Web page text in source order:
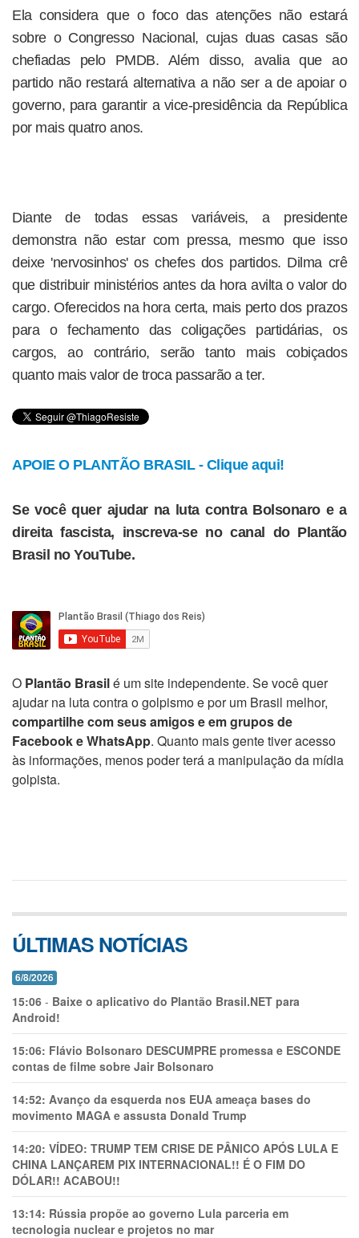
Ela considera que o foco das atenções não estará
sobre o Congresso Nacional, cujas duas casas são
chefiadas pelo PMDB. Além disso, avalia que ao
partido não restará alternativa a não ser a de apoiar o
governo, para garantir a vice-presidência da República
por mais quatro anos.
Diante de todas essas variáveis, a presidente
demonstra não estar com pressa, mesmo que isso
deixe 'nervosinhos' os chefes dos partidos. Dilma crê
que distribuir ministérios antes da hora avilta o valor do
cargo. Oferecidos na hora certa, mais perto dos prazos
para o fechamento das coligações partidárias, os
cargos, ao contrário, serão tanto mais cobiçados
quanto mais valor de troca passarão a ter.
APOIE O PLANTÃO BRASIL - Clique aqui!
Se você quer ajudar na luta contra Bolsonaro e a
direita fascista, inscreva-se no canal do Plantão
Brasil no YouTube.
O Plantão Brasilé um site independente. Se você quer
ajudar na luta contra o golpismo e por um Brasil melhor,
compartilhe com seus amigos e em grupos de
Facebook e WhatsApp. Quanto mais gente tiver acesso
às informações, menos poder terá a manipulação da mídia
golpista.
ÚLTIMAS NOTÍCIAS
6/8/2026
15:06 - Baixe o aplicativo do Plantão Brasil.NET para
Android!
15:06: Flávio Bolsonaro DESCUMPRE promessa e ESCONDE
contas de filme sobre Jair Bolsonaro
14:52: Avanço da esquerda nos EUA ameaça bases do
movimento MAGA e assusta Donald Trump
14:20: VÍDEO: TRUMP TEM CRlSE DE PÂNlCO APÓS LULA E
CHINA LANÇAREM PIX INTERNACIONAL!! É O FIM DO
DÓLAR!! ACABOU!!
13:14: Rússia propõe ao governo Lula parceria em
tecnologia nuclear e projetos no mar